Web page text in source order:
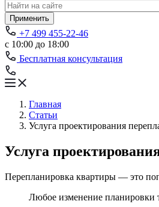
Применить
+7 499 455-22-46
с 10:00 до 18:00
Бесплатная консультация
Главная
Статьи
Услуга проектирования
Услуга
Перепланировка квартиры — это
Любое изменение планировки